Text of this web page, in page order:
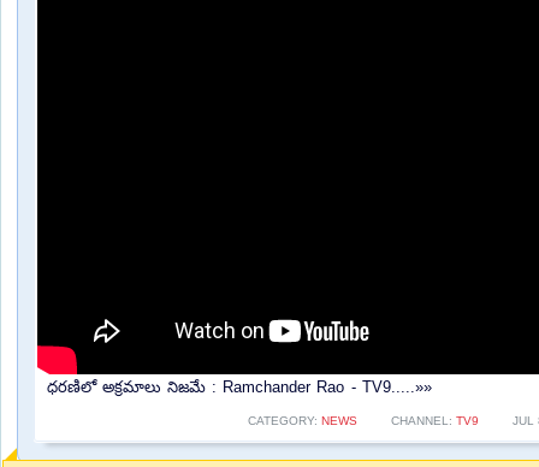
ధరణిలో అక్రమాలు నిజమే : Ramchander Rao - TV9.....»»
CATEGORY: NEWS CHANNEL: TV9 JUL